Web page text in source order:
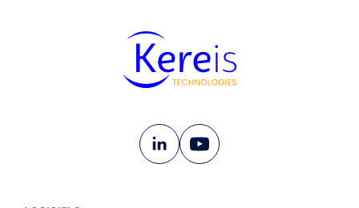
LINKEDINYOUTUBE